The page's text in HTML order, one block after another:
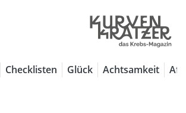
Checklisten Glück Achtsamkeit